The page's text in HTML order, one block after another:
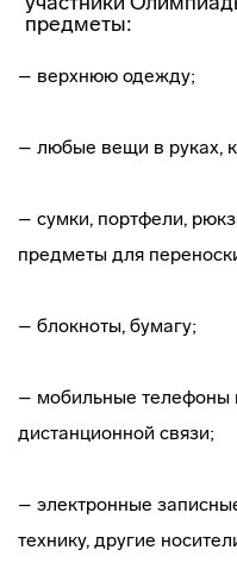
предметы:
– верхнюю одежду;
– любые вещи в руках,
– сумки, портфели,
предметы для
– блокноты, бумагу;
– мобильные телефоны
дистанционной связи;
– электронные
технику, другие